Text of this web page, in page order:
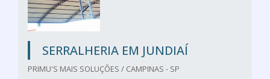
SERRALHERIA EM JUNDIAÍ
PRIMU'S MAIS SOLUÇÕES / CAMPINAS - SP